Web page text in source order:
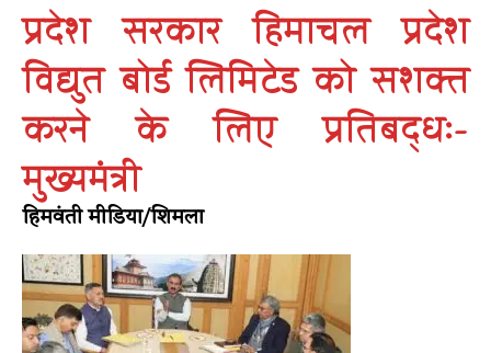
प्रदेश सरकार हिमाचल प्रदेश
विद्युत बोर्ड लिमिटेड को सशक्त
करने के लिए प्रतिबद्धः-
मुख्यमंत्री
हिमवंती मीडिया/शिमला